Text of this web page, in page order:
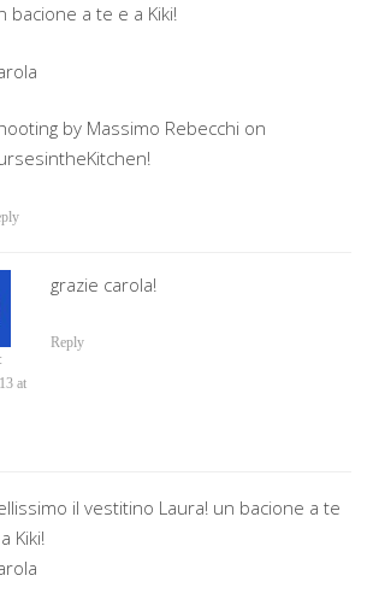
bacione a te e a Kiki!
by Massimo Rebecchi on
at
grazie carola!
Reply
il vestitino Laura! un bacione a te
Kiki!